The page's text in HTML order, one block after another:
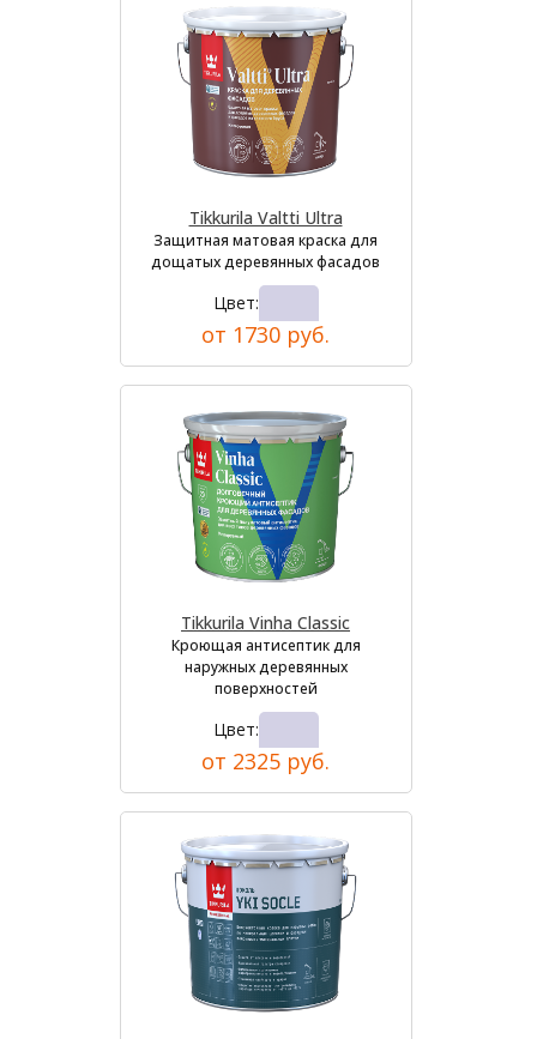
Tikkurila Valtti Ultra
Защитная матовая краска для
дощатых деревянных фасадов
Цвет:
от 1730 руб.
Tikkurila Vinha Classic
Кроющая антисептик для
наружных деревянных
поверхностей
Цвет:
от 2325 руб.